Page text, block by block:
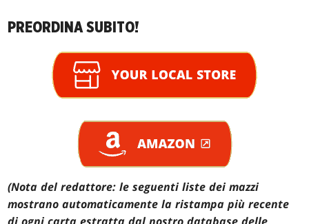
PREORDINA SUBITO!
(Nota del redattore: le seguenti liste dei mazzi
mostrano automaticamente la ristampa più recente